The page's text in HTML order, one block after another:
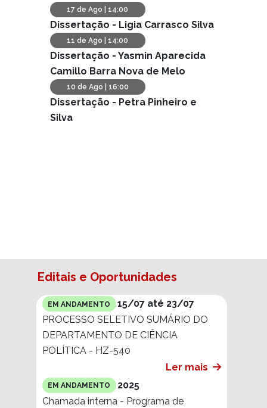
17 de Ago | 14:00
Dissertação - Ligia Carrasco Silva
11 de Ago | 14:00
Dissertação - Yasmin Aparecida
Camillo Barra Nova de Melo
10 de Ago | 16:00
Dissertação - Petra Pinheiro e
Silva
Editais e Oportunidades
EM ANDAMENTO
15/07 até 23/07
PROCESSO SELETIVO SUMÁRIO DO
DEPARTAMENTO DE CIÊNCIA
POLÍTICA - HZ-540
Ler mais
EM ANDAMENTO
2025
Chamada interna - Programa de